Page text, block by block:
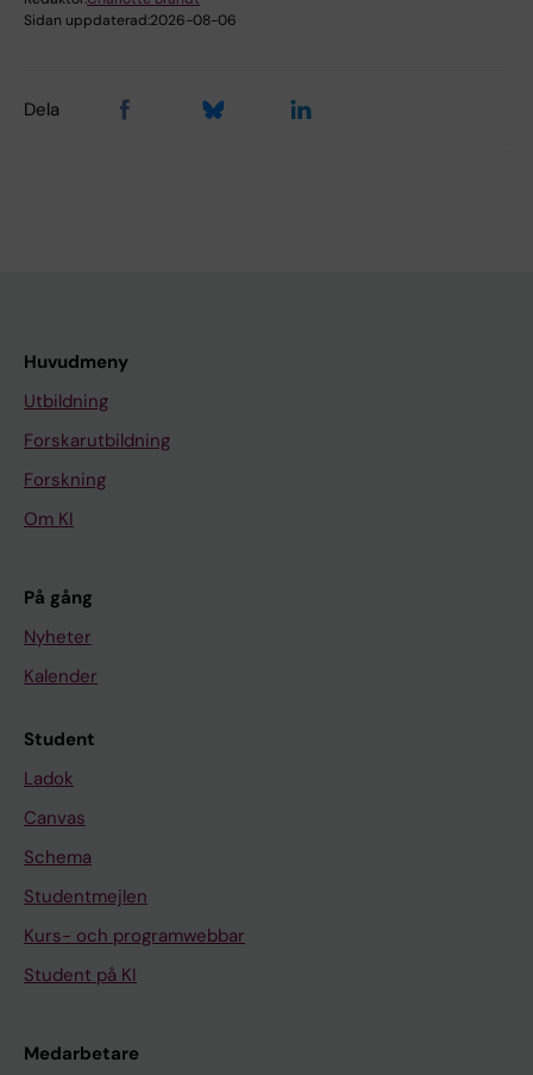
Sidan uppdaterad:2026-08-06
Dela
Huvudmeny
Utbildning
Forskarutbildning
Forskning
Om KI
På gång
Nyheter
Kalender
Student
Ladok
Canvas
Schema
Studentmejlen
Kurs- och programwebbar
Student på KI
Medarbetare